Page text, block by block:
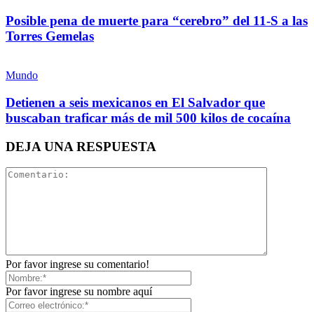
Posible pena de muerte para “cerebro” del 11-S a las
Torres Gemelas
Mundo
Detienen a seis mexicanos en El Salvador que
buscaban traficar más de mil 500 kilos de cocaína
DEJA UNA RESPUESTA
Por favor ingrese su comentario!
Por favor ingrese su nombre aquí